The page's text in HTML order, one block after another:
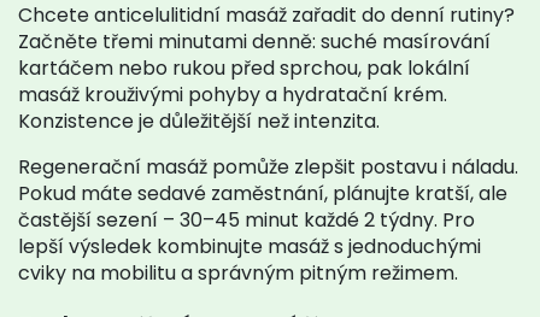
Chcete anticelulitidní masáž zařadit do denní rutiny?
Začněte třemi minutami denně: suché masírování
kartáčem nebo rukou před sprchou, pak lokální
masáž krouživými pohyby a hydratační krém.
Konzistence je důležitější než intenzita.
Regenerační masáž pomůže zlepšit postavu i náladu.
Pokud máte sedavé zaměstnání, plánujte kratší, ale
častější sezení – 30–45 minut každé 2 týdny. Pro
lepší výsledek kombinujte masáž s jednoduchými
cviky na mobilitu a správným pitným režimem.